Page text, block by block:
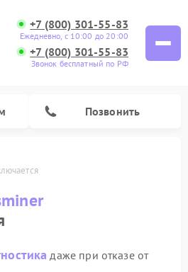
+7 (800) 301-55-83
Ежедневно, с 10:00 до 20:00
+7 (800) 301-55-83
Звонок бесплатный по РФ
Позвонить
даже при отказе от